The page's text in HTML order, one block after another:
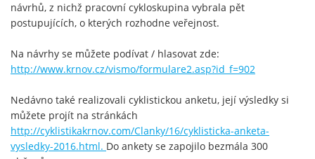
návrhů, z nichž pracovní cykloskupina vybrala pět
postupujících, o kterých rozhodne veřejnost.
Na návrhy se můžete podívat / hlasovat zde:
http://www.krnov.cz/vismo/formulare2.asp?id_f=902
Nedávno také realizovali cyklistickou anketu, její výsledky si
můžete projít na stránkách
http://cyklistikakrnov.com/Clanky/16/cyklisticka-anketa-
vysledky-2016.html. Do ankety se zapojilo bezmála 300